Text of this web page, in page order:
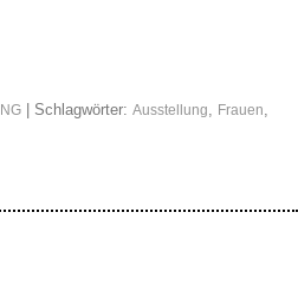
| Schlagwörter: Ausstellung, Frauen,